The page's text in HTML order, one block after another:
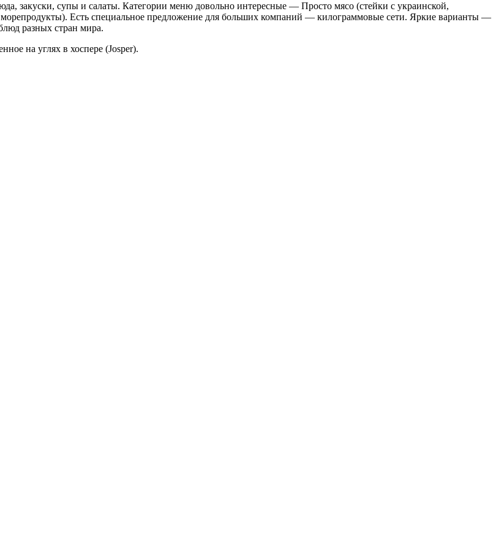
закуски, супы и салаты. Категории меню довольно интересные — Просто мясо (стейки с украинской,
Есть специальное предложение для больших компаний — килограммовые сети. Яркие варианты —
разных стран мира.
на углях в хоспере (Josper).